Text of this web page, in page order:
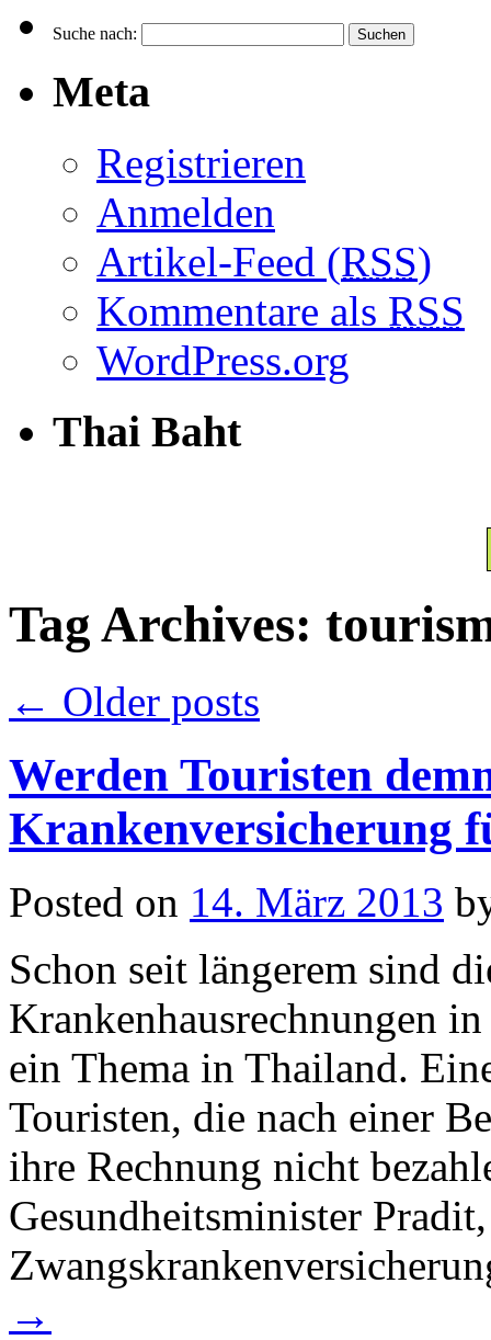
Suche nach:
Meta
Registrieren
Anmelden
Artikel-Feed (RSS)
Kommentare als RSS
WordPress.org
Thai Baht
Tag Archives:
← Older posts
Werden Touristen
Krankenversicherung
Posted on 14. März 2013
Schon seit längerem sind
Krankenhausrechnungen
ein Thema in Thailand.
Touristen, die nach einer
ihre Rechnung nicht
Gesundheitsminister
→